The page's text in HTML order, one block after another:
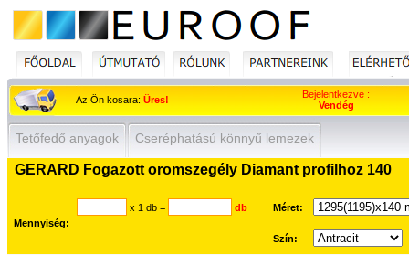
Az Ön kosara: Üres!
Bejelentkezve :
Vendég
Tetőfedő anyagok Cseréphatású könnyű lemezek
GERARD Fogazott oromszegély Diamant profilhoz 140
Mennyiség:
x 1 db = db Méret:
Szín: